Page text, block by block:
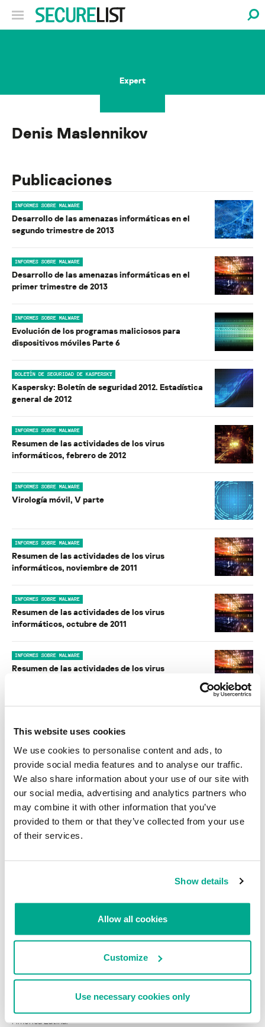
This website uses cookies
We use cookies to personalise content and ads, to
provide social media features and to analyse our traffic.
We also share information about your use of our site with
our social media, advertising and analytics partners who
may combine it with other information that you’ve
provided to them or that they’ve collected from your use
of their services.
Show details
Allow all cookies
Customize
Use necessary cookies only
Expert
Denis Maslennikov
Publicaciones
INFORMES SOBRE MALWARE
Desarrollo de las amenazas informáticas en el
segundo trimestre de 2013
INFORMES SOBRE MALWARE
Desarrollo de las amenazas informáticas en el
primer trimestre de 2013
INFORMES SOBRE MALWARE
Evolución de los programas maliciosos para
dispositivos móviles Parte 6
BOLETÍN DE SEGURIDAD DE KASPERSKY
Kaspersky: Boletín de seguridad 2012. Estadística
general de 2012
INFORMES SOBRE MALWARE
Resumen de las actividades de los virus
informáticos, febrero de 2012
INFORMES SOBRE MALWARE
Virología móvil, V parte
INFORMES SOBRE MALWARE
Resumen de las actividades de los virus
informáticos, noviembre de 2011
INFORMES SOBRE MALWARE
Resumen de las actividades de los virus
informáticos, octubre de 2011
INFORMES SOBRE MALWARE
Resumen de las actividades de los virus
PUBLICACIONES
Códigos QR maliciosos portadores de malware
para Android
INFORMES SOBRE MALWARE
Análisis de las actividades virales en mayo de
INFORMES
Kaspersky proporciona información sobre la actividad y los TTPs
del APT BlindEagle. Grupo que apunta a organizaciones e
América Latina.